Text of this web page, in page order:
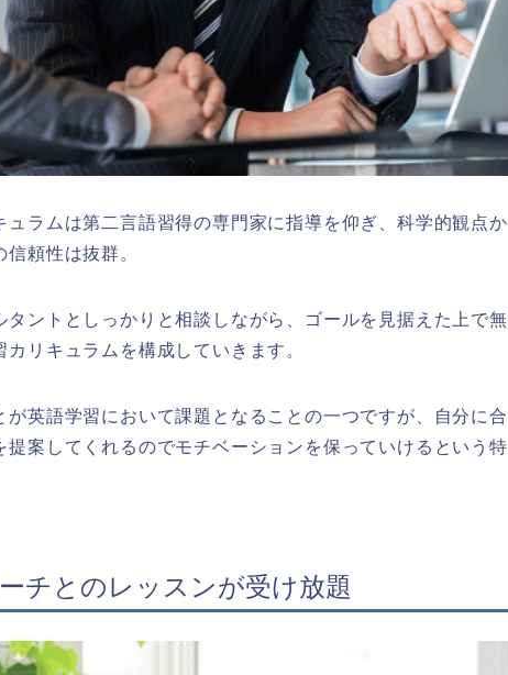
ュラムは第二言語習得の専門家に指導を仰ぎ、科学的観点か
頼性は抜群。
ントとしっかりと相談しながら、ゴールを見据えた上で無
リキュラムを構成していきます。
英語学習において課題となることの一つですが、自分に合
提案してくれるのでモチベーションを保っていけるという特
チとのレッスンが受け放題